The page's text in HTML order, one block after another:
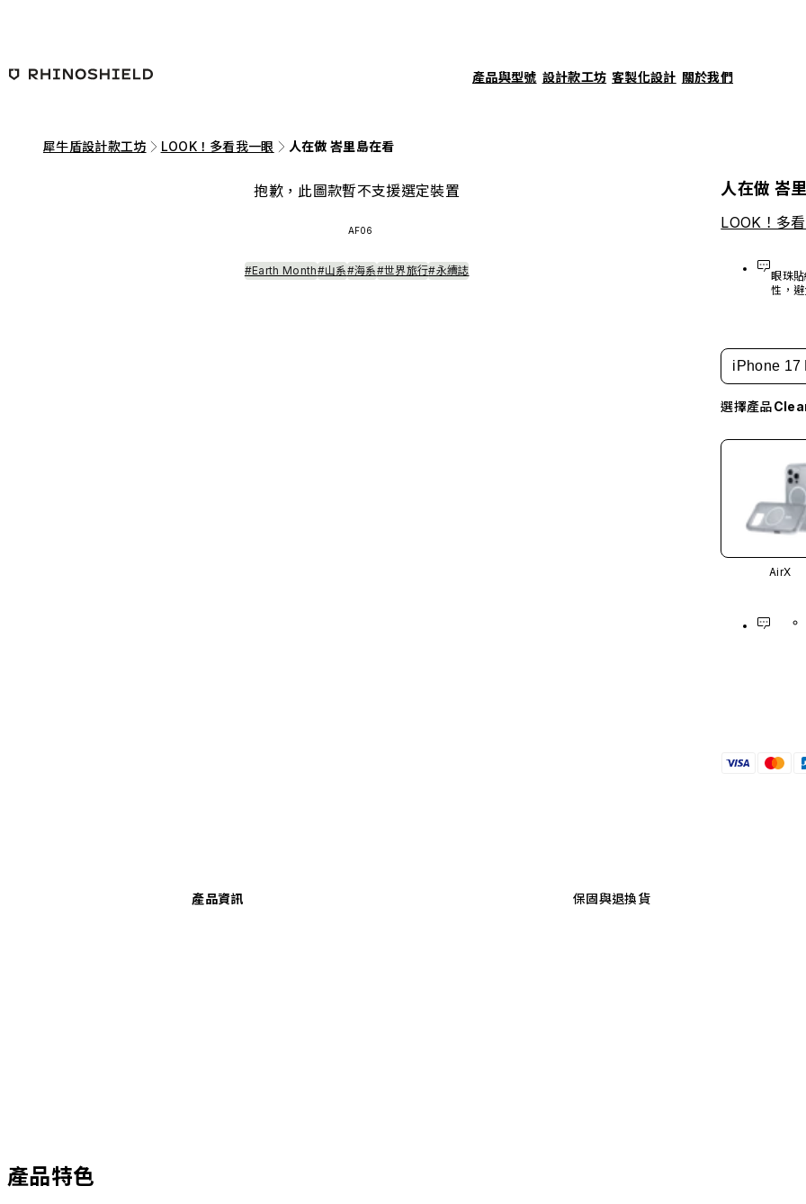
產品與型號 設計款工坊 客製化設計 關於我們
犀牛盾設計款工坊 LOOK！多看我一眼 人在做 峇里島在看
抱歉，此圖款暫不支援選定裝置
AF06
#Earth Month#山系#海系#世界旅行#永續誌
人在做 峇
LOOK！多
眼珠
性，
iPhone 17
選擇產品
AirX
產品資訊 保固與退換貨
產品特色